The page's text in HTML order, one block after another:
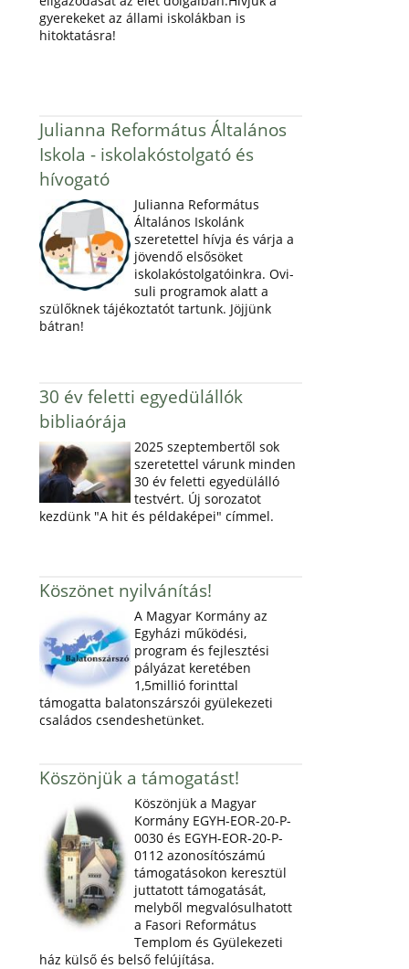
gyerekeket az állami iskolákban is
hitoktatásra!
Julianna Református Általános
Iskola - iskolakóstolgató és
hívogató
Julianna Református
Általános Iskolánk
szeretettel hívja és várja a
jövendő elsősöket
iskolakóstolgatóinkra. Ovi-
suli programok alatt a
szülőknek tájékoztatót tartunk. Jöjjünk
bátran!
30 év feletti egyedülállók
bibliaórája
2025 szeptembertől sok
szeretettel várunk minden
30 év feletti egyedülálló
testvért. Új sorozatot
kezdünk "A hit és példaképei" címmel.
Köszönet nyilvánítás!
A Magyar Kormány az
Egyházi működési,
program és fejlesztési
pályázat keretében
1,5millió forinttal
támogatta balatonszárszói gyülekezeti
családos csendeshetünket.
Köszönjük a támogatást!
Köszönjük a Magyar
Kormány EGYH-EOR-20-P-
0030 és EGYH-EOR-20-P-
0112 azonosítószámú
támogatásokon keresztül
juttatott támogatását,
melyből megvalósulhatott
a Fasori Református
Templom és Gyülekezeti
ház külső és belső felújítása.